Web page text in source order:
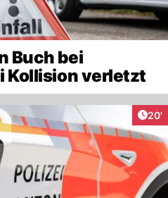
Buch bei
Kollision verletzt
20'